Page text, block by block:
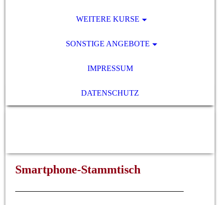
WEITERE KURSE
SONSTIGE ANGEBOTE
IMPRESSUM
DATENSCHUTZ
Smartphone-Stammtisch